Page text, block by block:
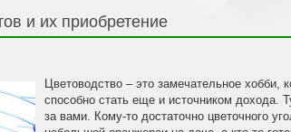
и их приобретение
Цветоводство – это замечательное хобби,
способно стать еще и источником дохода.
за вами. Кому-то достаточно цветочного